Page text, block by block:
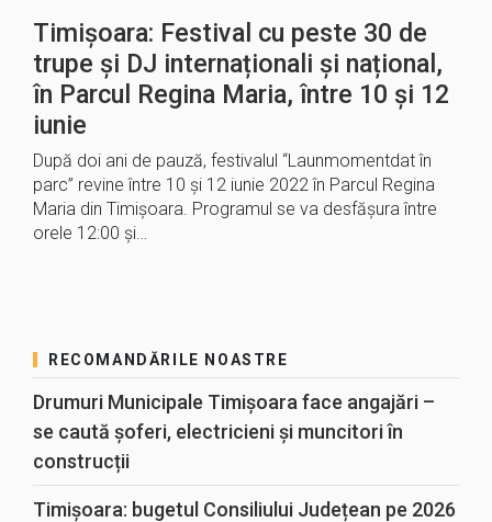
Timișoara: Festival cu peste 30 de
trupe și DJ internaționali și național,
în Parcul Regina Maria, între 10 şi 12
iunie
După doi ani de pauză, festivalul “Launmomentdat în
parc” revine între 10 şi 12 iunie 2022 în Parcul Regina
Maria din Timişoara. Programul se va desfăşura între
orele 12:00 şi…
RECOMANDĂRILE NOASTRE
Drumuri Municipale Timișoara face angajări –
se caută șoferi, electricieni și muncitori în
construcții
Timișoara: bugetul Consiliului Județean pe 2026